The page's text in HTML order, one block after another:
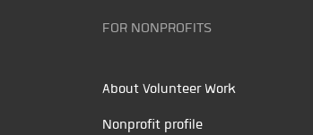
FOR NONPROFITS
About Volunteer Work
Nonprofit profile